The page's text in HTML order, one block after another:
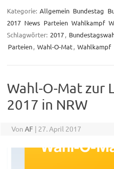
Kategorie: Allgemein Bundestag
2017 News Parteien Wahlkampf
Schlagwörter: 2017,
Parteien, Wahl-O-Mat, Wahlkampf
Wahl-O-Mat zur
2017 in NRW
Von AF | 27. April 2017